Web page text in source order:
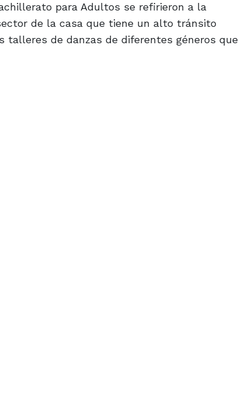
para Adultos se refirieron a la
de la casa que tiene un alto tránsito
talleres de danzas de diferentes géneros que